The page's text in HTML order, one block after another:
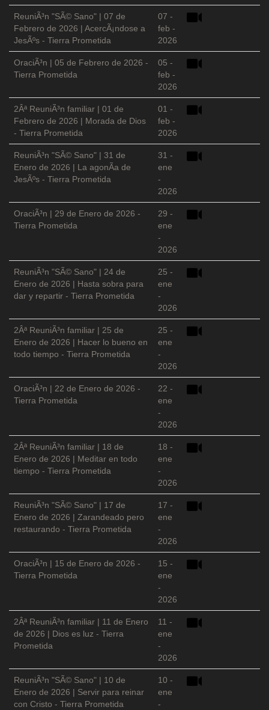
ReuniÃ³n "SÃ© Sano" | 07 de
Febrero de 2026 | AcercÃ¡ndose a
JesÃºs - Tierra Prometida
07 -
feb -
2026
OraciÃ³n | 05 de Febrero de 2026 -
Tierra Prometida
05 -
feb -
2026
2Âª ReuniÃ³n familiar | 01 de
Febrero de 2026 | Morada de Dios
- Tierra Prometida
01 -
feb -
2026
ReuniÃ³n "SÃ© Sano" | 31 de
Enero de 2026 | La agonÃ­a de
JesÃºs - Tierra Prometida
31 -
ene
-
2026
OraciÃ³n | 29 de Enero de 2026 -
Tierra Prometida
29 -
ene
-
2026
ReuniÃ³n "SÃ© Sano" | 24 de
Enero de 2026 | Hasta sobra para
dar y repartir - Tierra Prometida
25 -
ene
-
2026
2Âª ReuniÃ³n familiar | 25 de
Enero de 2026 | Hacer lo bueno en
todo tiempo - Tierra Prometida
25 -
ene
-
2026
OraciÃ³n | 22 de Enero de 2026 -
Tierra Prometida
22 -
ene
-
2026
2Âª ReuniÃ³n familiar | 18 de
Enero de 2026 | Meditar en todo
tiempo - Tierra Prometida
18 -
ene
-
2026
ReuniÃ³n "SÃ© Sano" | 17 de
Enero de 2026 | Zarandeado pero
restaurando - Tierra Prometida
17 -
ene
-
2026
OraciÃ³n | 15 de Enero de 2026 -
Tierra Prometida
15 -
ene
-
2026
2Âª ReuniÃ³n familiar | 11 de Enero
de 2026 | Dios es luz - Tierra
Prometida
11 -
ene
-
2026
ReuniÃ³n "SÃ© Sano" | 10 de
Enero de 2026 | Servir para reinar
con Cristo - Tierra Prometida
10 -
ene
-